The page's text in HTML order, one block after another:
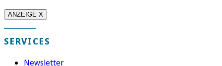
ANZEIGE X
SERVICES
Newsletter